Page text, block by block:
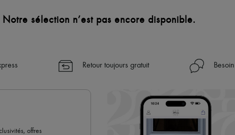
Notre sélection n’est pas encore disponible.
Retour toujours gratuit
offres